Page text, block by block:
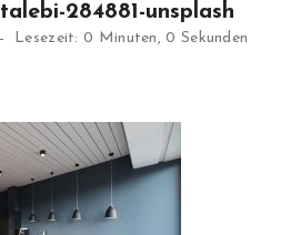
284881-unsplash
Lesezeit: 0 Minuten, 0 Sekunden